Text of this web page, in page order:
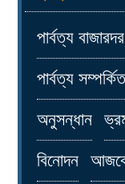
পার্বত্য বাজারদর
পার্বত্য
অনুসন্ধান
বিনোদন